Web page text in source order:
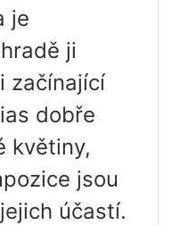
je
ji
začínající
dobře
květiny,
jsou
účastí.